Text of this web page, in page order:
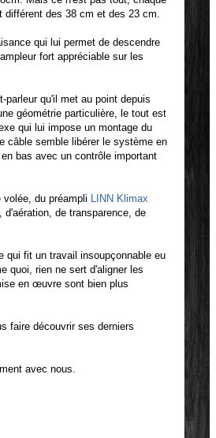
des 38 cm et des 23 cm.
qui lui permet de descendre
fort appréciable sur les
qu'il met au point depuis
géométrie particulière, le tout est
qui lui impose un montage du
câble semble libérer le système en
bas avec un contrôle important
volée, du préampli
LINN Klimax
d'aération, de transparence, de
qui fit un travail insoupçonnable eu
quoi, rien ne sert d'aligner les
en œuvre sont bien plus
faire découvrir ses derniers
avec nous.